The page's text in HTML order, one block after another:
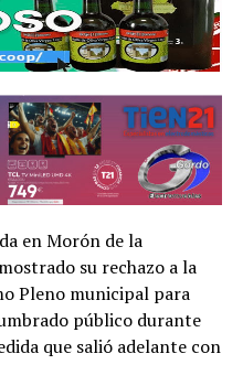
en Morón de la
su rechazo a la
Pleno municipal para
público durante
que salió adelante con